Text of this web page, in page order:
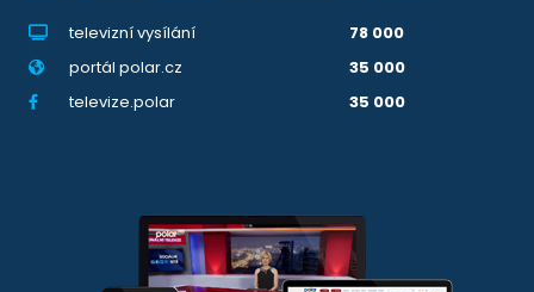
televizní vysílání
78 000
portál polar.cz
35 000
televize.polar
35 000